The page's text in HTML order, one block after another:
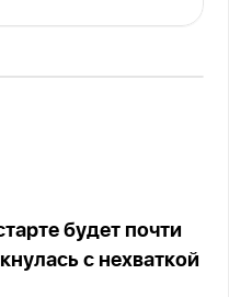
будет почти
с нехваткой